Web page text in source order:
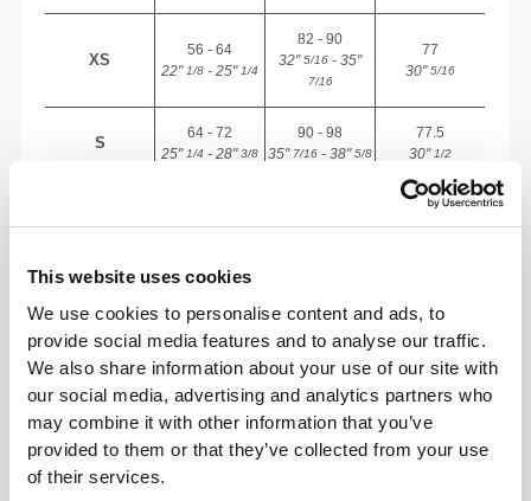
This website uses cookies
We use cookies to personalise content and ads, to
provide social media features and to analyse our traffic.
We also share information about your use of our site with
our social media, advertising and analytics partners who
may combine it with other information that you’ve
provided to them or that they’ve collected from your use
of their services.
XS
56 - 64
22"1/8 - 25"1/4
82 - 90
32"5/16 - 35"
7/16
77
30"5/16
S
64 - 72
25"1/4 - 28"3/8
90 - 98
35"7/16 - 38"5/8
77.5
30"1/2
28"3/8- 31"1/2
38"5/8- 41"3/4
78
30"3/4
L
80 - 88
88 - 96
34"5/8- 37"3/4
116 - 126
45"3/4- 49"5/8
79
31"1/8
Ανάμεσα σε μεγέθη; Δεν είσαι σίγουρος για
το μέγεθός σου;